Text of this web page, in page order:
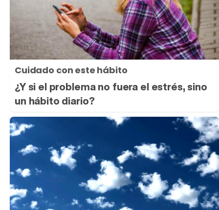
Cuidado con este hábito
¿Y si el problema no fuera el estrés, sino
un hábito diario?